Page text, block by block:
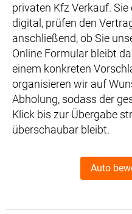
privaten Kfz Verkauf.
digital, prüfen den
anschließend, ob Sie
Online Formular bleibt
einem konkreten
organisieren wir auf
Abholung, sodass der
Klick bis zur Übergabe
überschaubar bleibt.
Auto